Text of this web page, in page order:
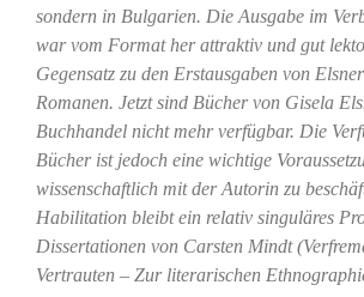
sondern in Bulgarien. Die Ausgabe im
war vom Format her attraktiv und gut
Gegensatz zu den Erstausgaben von
Romanen. Jetzt sind Bücher von Gisela
Buchhandel nicht mehr verfügbar. Die
Bücher ist jedoch eine wichtige
wissenschaftlich mit der Autorin zu
Habilitation bleibt ein relativ singuläres
Dissertationen von Carsten Mindt
Vertrauten – Zur literarischen